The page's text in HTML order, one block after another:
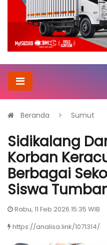
Beranda Sumut
Sidikalang
Korban
Berbagai
Siswa
Rabu, 11 Feb 2026 15:35 WIB
https://analisa.link/1071314/